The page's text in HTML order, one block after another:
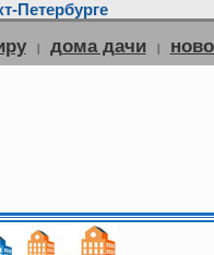
Петербурге
| дома дачи |